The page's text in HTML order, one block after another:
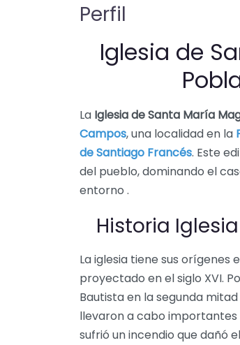
Perfil
Iglesia de
La Iglesia de Santa María
Campos, una localidad en la
de Santiago Francés. Este
del pueblo, dominando el
entorno .
Historia
La iglesia tiene sus orígenes
proyectado en el siglo XVI.
Bautista en la segunda mitad
llevaron a cabo importantes
sufrió un incendio que dañó